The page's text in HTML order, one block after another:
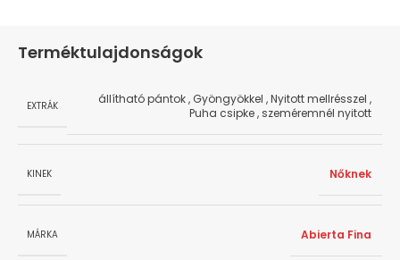
Terméktulajdonságok
EXTRÁK állítható pántok, Gyöngyökkel ,Nyitott mellrésszel ,
Puha csipke,szeméremnél nyitott
KINEK Nőknek
MÁRKA Abierta Fina